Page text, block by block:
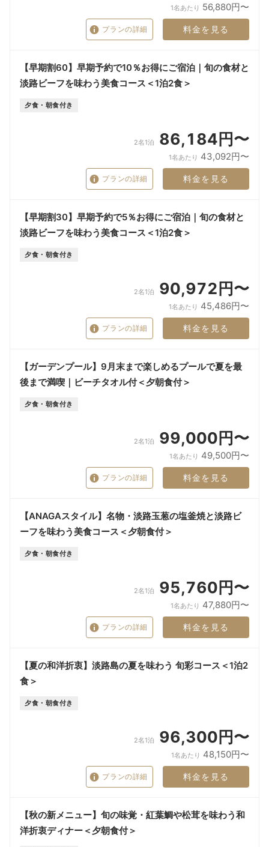
1名あたり 56,880円〜
プランの詳細 料金を見る
【早期割60】早期予約で10％お得にご宿泊｜旬の食材と
淡路ビーフを味わう美食コース＜1泊2食＞
夕食・朝食付き
2名1泊 86,184円〜
1名あたり 43,092円〜
プランの詳細 料金を見る
【早期割30】早期予約で5％お得にご宿泊｜旬の食材と
淡路ビーフを味わう美食コース＜1泊2食＞
夕食・朝食付き
2名1泊 90,972円〜
1名あたり 45,486円〜
プランの詳細 料金を見る
【ガーデンプール】9月末まで楽しめるプールで夏を最
後まで満喫｜ビーチタオル付＜夕朝食付＞
夕食・朝食付き
2名1泊 99,000円〜
1名あたり 49,500円〜
プランの詳細 料金を見る
【ANAGAスタイル】名物・淡路玉葱の塩釜焼と淡路ビ
ーフを味わう美食コース＜夕朝食付＞
夕食・朝食付き
2名1泊 95,760円〜
1名あたり 47,880円〜
プランの詳細 料金を見る
【夏の和洋折衷】淡路島の夏を味わう 旬彩コース＜1泊2
食＞
夕食・朝食付き
2名1泊 96,300円〜
1名あたり 48,150円〜
プランの詳細 料金を見る
【秋の新メニュー】旬の味覚・紅葉鯛や松茸を味わう和
洋折衷ディナー＜夕朝食付＞